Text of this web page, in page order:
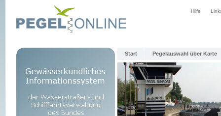
Hilfe
Start Pegelauswahl über Karte